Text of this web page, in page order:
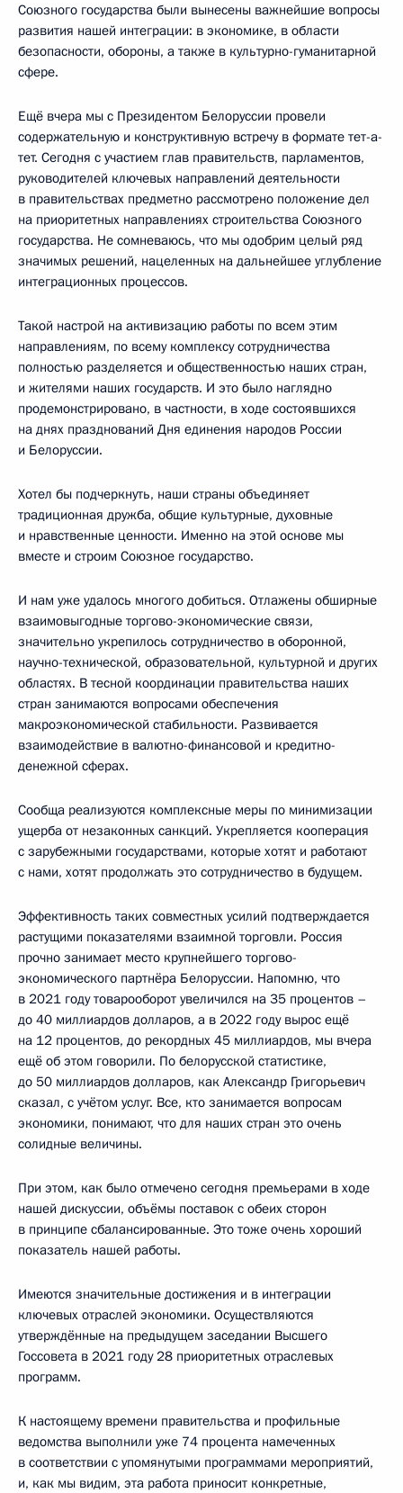
Союзного государства были вынесены важнейшие вопросы
развития нашей интеграции: в экономике, в области
безопасности, обороны, а также в культурно-гуманитарной
сфере.
Ещё вчера мы с Президентом Белоруссии провели
содержательную и конструктивную встречу в формате тет-а-
тет. Сегодня с участием глав правительств, парламентов,
руководителей ключевых направлений деятельности
в правительствах предметно рассмотрено положение дел
на приоритетных направлениях строительства Союзного
государства. Не сомневаюсь, что мы одобрим целый ряд
значимых решений, нацеленных на дальнейшее углубление
интеграционных процессов.
Такой настрой на активизацию работы по всем этим
направлениям, по всему комплексу сотрудничества
полностью разделяется и общественностью наших стран,
и жителями наших государств. И это было наглядно
продемонстрировано, в частности, в ходе состоявшихся
на днях празднований Дня единения народов России
и Белоруссии.
Хотел бы подчеркнуть, наши страны объединяет
традиционная дружба, общие культурные, духовные
и нравственные ценности. Именно на этой основе мы
вместе и строим Союзное государство.
И нам уже удалось многого добиться. Отлажены обширные
взаимовыгодные торгово-экономические связи,
значительно укрепилось сотрудничество в оборонной,
научно-технической, образовательной, культурной и других
областях. В тесной координации правительства наших
стран занимаются вопросами обеспечения
макроэкономической стабильности. Развивается
взаимодействие в валютно-финансовой и кредитно-
денежной сферах.
Сообща реализуются комплексные меры по минимизации
ущерба от незаконных санкций. Укрепляется кооперация
с зарубежными государствами, которые хотят и работают
с нами, хотят продолжать это сотрудничество в будущем.
Эффективность таких совместных усилий подтверждается
растущими показателями взаимной торговли. Россия
прочно занимает место крупнейшего торгово-
экономического партнёра Белоруссии. Напомню, что
в 2021 году товарооборот увеличился на 35 процентов –
до 40 миллиардов долларов, а в 2022 году вырос ещё
на 12 процентов, до рекордных 45 миллиардов, мы вчера
ещё об этом говорили. По белорусской статистике,
до 50 миллиардов долларов, как Александр Григорьевич
сказал, с учётом услуг. Все, кто занимается вопросам
экономики, понимают, что для наших стран это очень
солидные величины.
При этом, как было отмечено сегодня премьерами в ходе
нашей дискуссии, объёмы поставок с обеих сторон
в принципе сбалансированные. Это тоже очень хороший
показатель нашей работы.
Имеются значительные достижения и в интеграции
ключевых отраслей экономики. Осуществляются
утверждённые на предыдущем заседании Высшего
Госсовета в 2021 году 28 приоритетных отраслевых
программ.
К настоящему времени правительства и профильные
ведомства выполнили уже 74 процента намеченных
в соответствии с упомянутыми программами мероприятий,
и, как мы видим, эта работа приносит конкретные,